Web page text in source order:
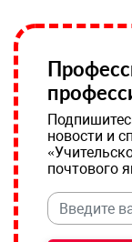
новости и
почтового